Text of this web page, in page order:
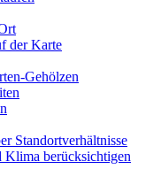
der Karte
Gehölzen
Standortverhältnisse
Klima berücksichtigen